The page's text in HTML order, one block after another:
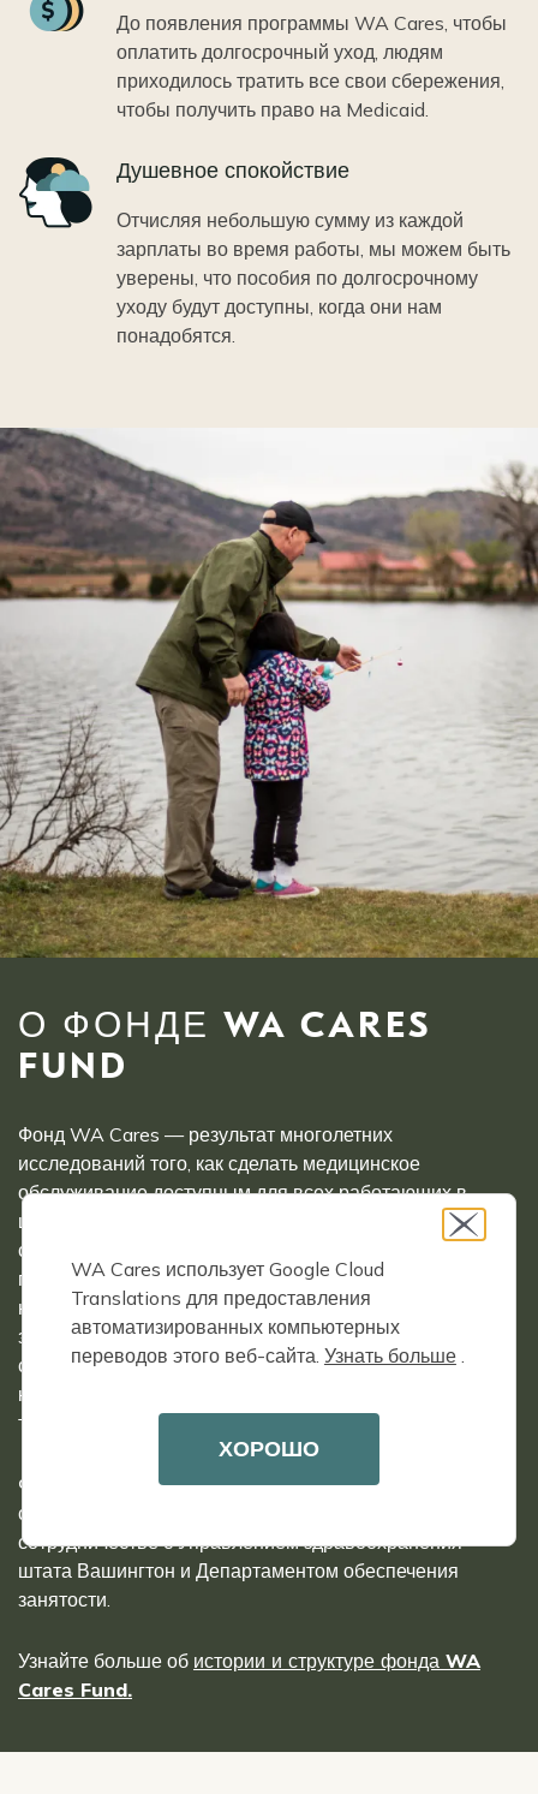
До появления программы WA Cares, чтобы
оплатить долгосрочный уход, людям
приходилось тратить все свои сбережения,
чтобы получить право на Medicaid.
Icon Душевное спокойствие
Отчисляя небольшую сумму из каждой
зарплаты во время работы, мы можем быть
уверены, что пособия по долгосрочному
уходу будут доступны, когда они нам
понадобятся.
О ФОНДЕ WA CARES
FUND
Фонд WA Cares — результат многолетних
исследований того, как сделать медицинское
обслуживание доступным для всех работающих в
штате Вашингтон. Будучи государственной программой
страхования долгосрочного ухода, WA Cares
гарантирует покрытие для всех работающих
независимо от наличия ранее существовавших
заболеваний. Вашингтон — первый штат в стране,
создавший доступный способ для широкого среднего
класса получить доступ к долгосрочному уходу, не
тратя при этом все свои сбережения.
Фонд WA Cares находится в ведении Департамента
социальных и медицинских услуг штата Вашингтон в
сотрудничестве с Управлением здравоохранения
штата Вашингтон и Департаментом обеспечения
занятости.
Узнайте больше об истории и структуре фонда WA
Cares Fund.
Image
WA Cares использует Google Cloud
Translations для предоставления
автоматизированных компьютерных
переводов этого веб-сайта. Узнать больше.
ХОРОШО